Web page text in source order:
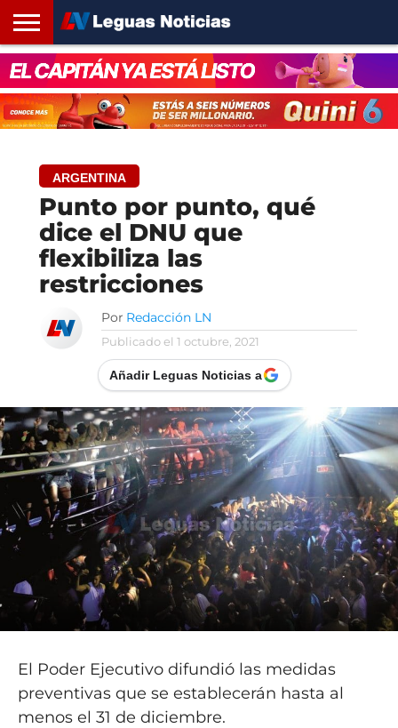
INICIO
SANTA
FE
ROSARIO24
REGIONES
ARGENTINA
OPINIÓN
CONTACTO
ARGENTINA
Punto por punto, qué
dice el DNU que
flexibiliza las
restricciones
Por Redacción LN
Publicado el 1 octubre, 2021
Añadir Leguas Noticias a
El Poder Ejecutivo difundió las medidas
preventivas que se establecerán hasta al
menos el 31 de diciembre.